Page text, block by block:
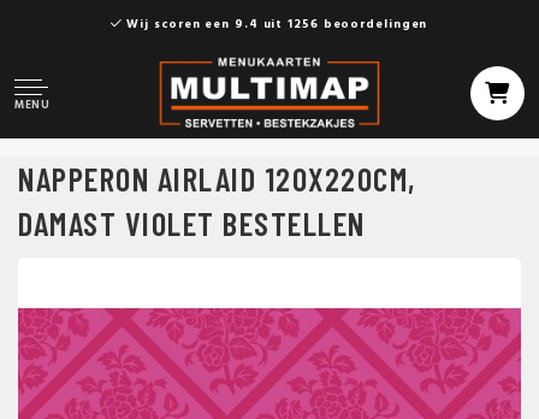
Wij scoren een 9.4 uit 1256 beoordelingen
MENU
NAPPERON AIRLAID 120X220CM,
DAMAST VIOLET BESTELLEN